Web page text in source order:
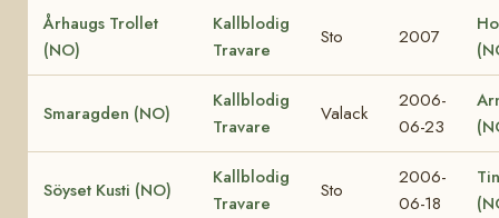
Århaugs Trollet
(NO)
Kallblodig
Travare
Sto 2007
Smaragden (NO)
Kallblodig
Travare
Valack
2006-
06-23
Söyset Kusti (NO)
Kallblodig
Travare
Sto
2006-
06-18